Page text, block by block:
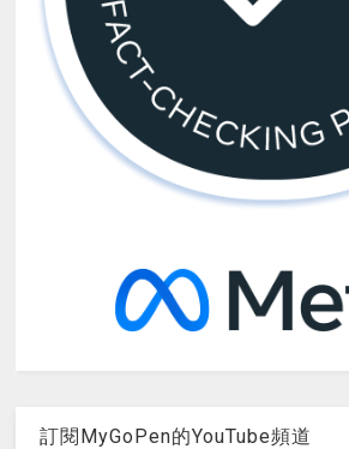
訂閱MyGoPen的YouTube頻道